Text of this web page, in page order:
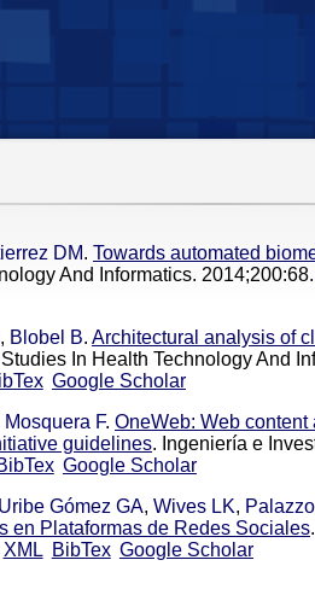
DM. Towards automated
And Informatics. 2014;200:68.
, Blobel B. Architectural analysis of
In Health Technology And
Google Scholar
Mosquera F. OneWeb: Web content
guidelines. Ingeniería e
Google Scholar
Uribe Gómez GA, Wives LK,
en Plataformas de Redes Sociales
XML BibTex Google Scholar